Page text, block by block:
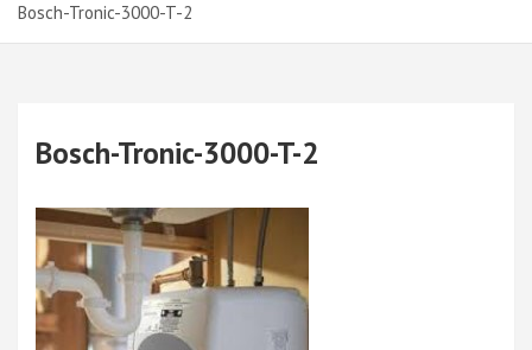
Bosch-Tronic-3000-T-2
Bosch-Tronic-3000-T-2